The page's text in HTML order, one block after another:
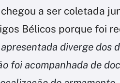
a ser coletada
Bélicos porque foi
diverge dos
foi acompanhada de